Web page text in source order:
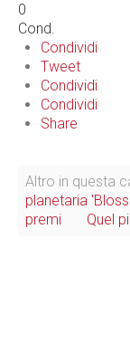
0
Cond.
Condividi
Tweet
Condividi
Condividi
Share
Altro in questa
planetaria
premi
Quel